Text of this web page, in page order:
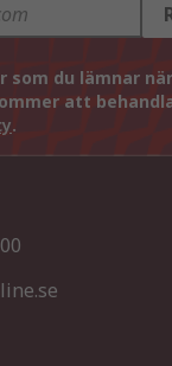
som du lämnar
att
.